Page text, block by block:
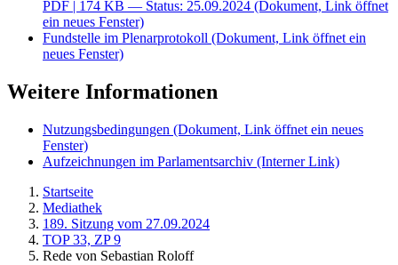
PDF | 174 KB — Status: 25.09.2024 (Dokument, Link öffnet
ein neues Fenster)
Fundstelle im Plenarprotokoll (Dokument, Link öffnet ein
neues Fenster)
Weitere Informationen
Nutzungsbedingungen (Dokument, Link öffnet ein neues
Fenster)
Aufzeichnungen im Parlamentsarchiv (Interner Link)
Startseite
Mediathek
189. Sitzung vom 27.09.2024
TOP 33, ZP 9
Rede von Sebastian Roloff